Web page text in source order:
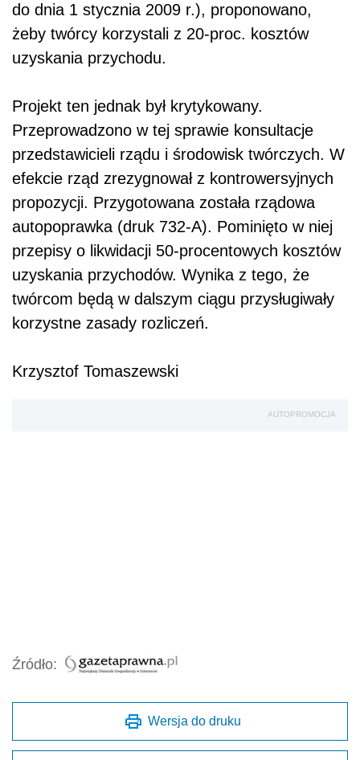
do dnia 1 stycznia 2009 r.), proponowano,
żeby twórcy korzystali z 20-proc. kosztów
uzyskania przychodu.
Projekt ten jednak był krytykowany.
Przeprowadzono w tej sprawie konsultacje
przedstawicieli rządu i środowisk twórczych. W
efekcie rząd zrezygnował z kontrowersyjnych
propozycji. Przygotowana została rządowa
autopoprawka (druk 732-A). Pominięto w niej
przepisy o likwidacji 50-procentowych kosztów
uzyskania przychodów. Wynika z tego, że
twórcom będą w dalszym ciągu przysługiwały
korzystne zasady rozliczeń.
Krzysztof Tomaszewski
AUTOPROMOCJA
Źródło:
Wersja do druku